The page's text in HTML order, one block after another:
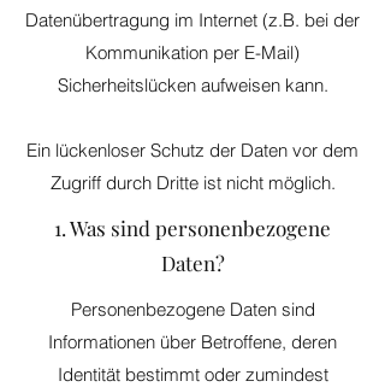
Datenübertragung im Internet (z.B. bei der
Kommunikation per E-Mail)
Sicherheitslücken aufweisen kann.
Ein lückenloser Schutz der Daten vor dem
Zugriff durch Dritte ist nicht möglich.
1. Was sind personenbezogene
Daten?
Personenbezogene Daten sind
Informationen über Betroffene, deren
Identität bestimmt oder zumindest